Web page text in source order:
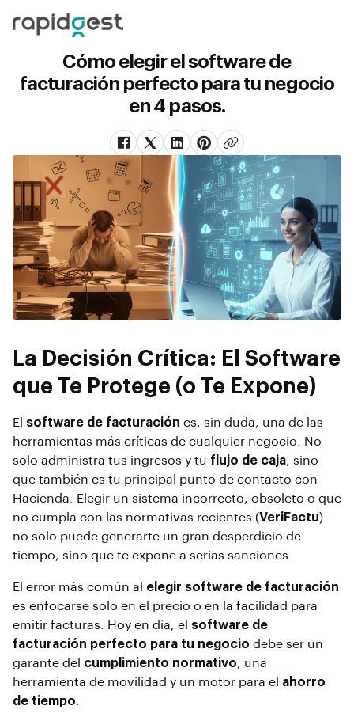
Cómo elegir el software de
facturación perfecto para tu negocio
en 4 pasos.
La Decisión Crítica: El Software
que Te Protege (o Te Expone)
El software de facturación es, sin duda, una de las
herramientas más críticas de cualquier negocio. No
solo administra tus ingresos y tu flujo de caja, sino
que también es tu principal punto de contacto con
Hacienda. Elegir un sistema incorrecto, obsoleto o que
no cumpla con las normativas recientes (VeriFactu)
no solo puede generarte un gran desperdicio de
tiempo, sino que te expone a serias sanciones.
El error más común al elegir software de facturación
es enfocarse solo en el precio o en la facilidad para
emitir facturas. Hoy en día, el software de
facturación perfecto para tu negocio debe ser un
garante del cumplimiento normativo, una
herramienta de movilidad y un motor para el ahorro
de tiempo